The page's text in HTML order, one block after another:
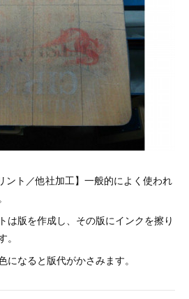
ント／他社加工】一般的によく使われ
は版を作成し、その版にインクを擦り
になると版代がかさみます。